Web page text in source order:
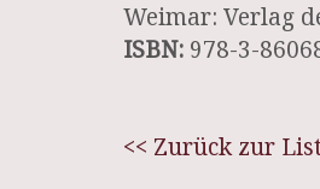
Weimar: Verlag
ISBN: 978-3-
<< Zurück zur